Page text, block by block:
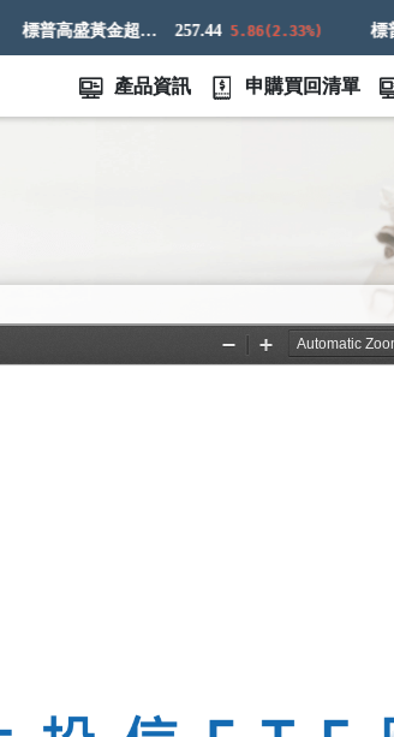
標普高盛黃金超額回報指數 257.44 5.86(2.33%)
產品資訊 申購買回清單